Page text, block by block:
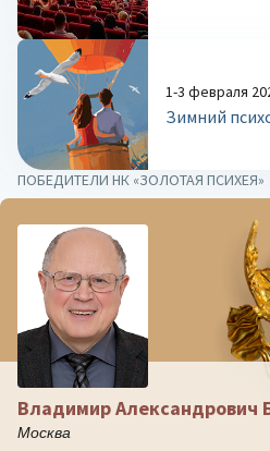
1-3 февраля
Зимний
ПОБЕДИТЕЛИ НК «ЗОЛОТАЯ ПСИХЕЯ»
Владимир Александрович
Москва